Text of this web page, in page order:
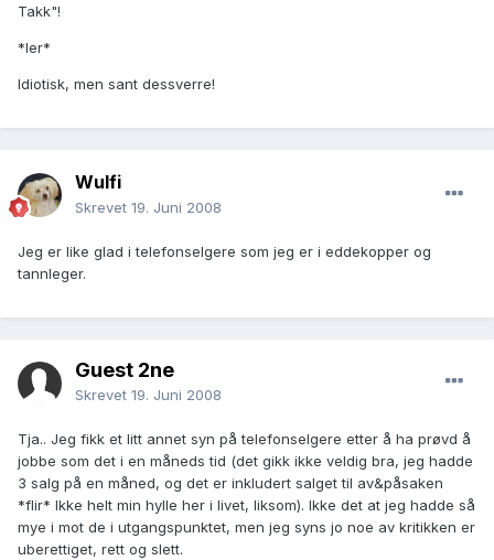
Takk"!
*ler*
Idiotisk, men sant dessverre!
Wulfi
Skrevet 19. Juni 2008
Jeg er like glad i telefonselgere som jeg er i eddekopper og
tannleger.
Guest 2ne
Skrevet 19. Juni 2008
Tja.. Jeg fikk et litt annet syn på telefonselgere etter å ha prøvd å
jobbe som det i en måneds tid (det gikk ikke veldig bra, jeg hadde
3 salg på en måned, og det er inkludert salget til av&påsaken
*flir* Ikke helt min hylle her i livet, liksom). Ikke det at jeg hadde så
mye i mot de i utgangspunktet, men jeg syns jo noe av kritikken er
uberettiget, rett og slett.